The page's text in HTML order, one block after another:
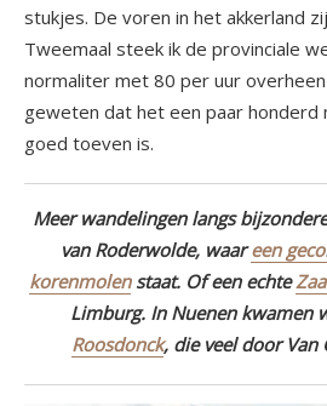
stukjes. De voren in het akkerland
Tweemaal steek ik de provinciale
normaliter met 80 per uur
geweten dat het een paar honderd
goed toeven is.
Meer wandelingen langs
van Roderwolde, waareen
korenmolenstaat. Of een echte
Limburg. In Nuenen kwamen
Roosdonck, die veel door Van